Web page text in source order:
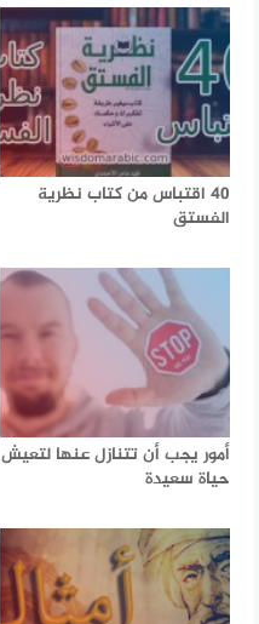
40 اقتباس من كتاب نظرية
الفستق
أمور يجب أن تتنازل عنها لتعيش
حياة سعيدة